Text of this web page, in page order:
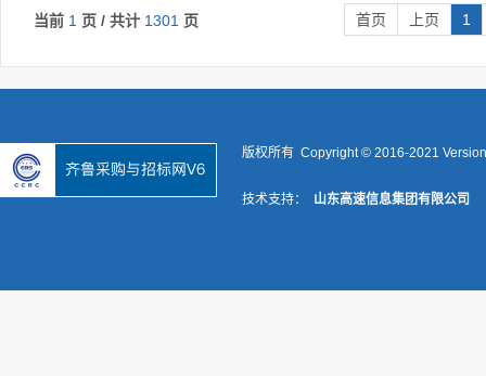
当前 1 页 / 共计 1301 页 首页 上页 1
版权所有 Copyright © 2016-2021
技术支持： 山东高速信息集团有限公司